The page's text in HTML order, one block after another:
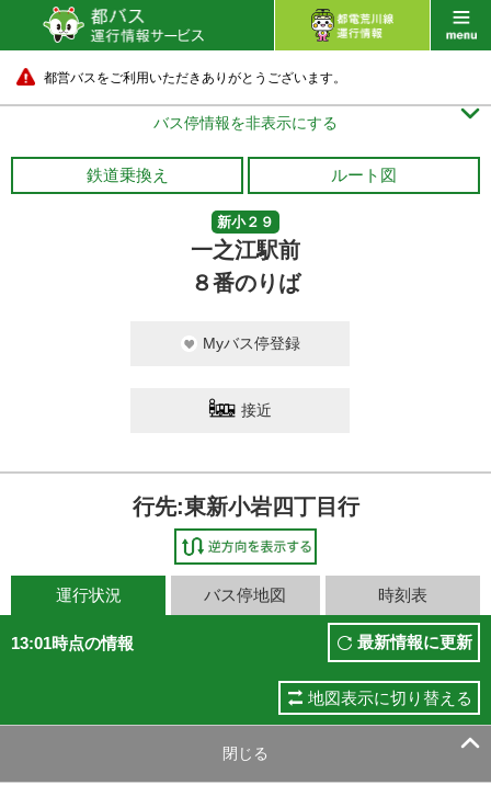
都営バスをご利用いただきありがとうございます。
バス停情報を非表示にする 
鉄道乗換え ルート図
新小２９
一之江駅前
８番のりば
Myバス停登録
接近
行先:東新小岩四丁目行
運行状況 バス停地図 時刻表
13:01時点の情報 最新情報に更新
地図表示に切り替える
閉じる 